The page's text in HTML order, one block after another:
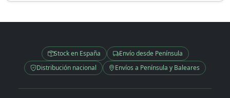
Stock en España
Envío desde Península
Distribución nacional
Envíos a Península y Baleares